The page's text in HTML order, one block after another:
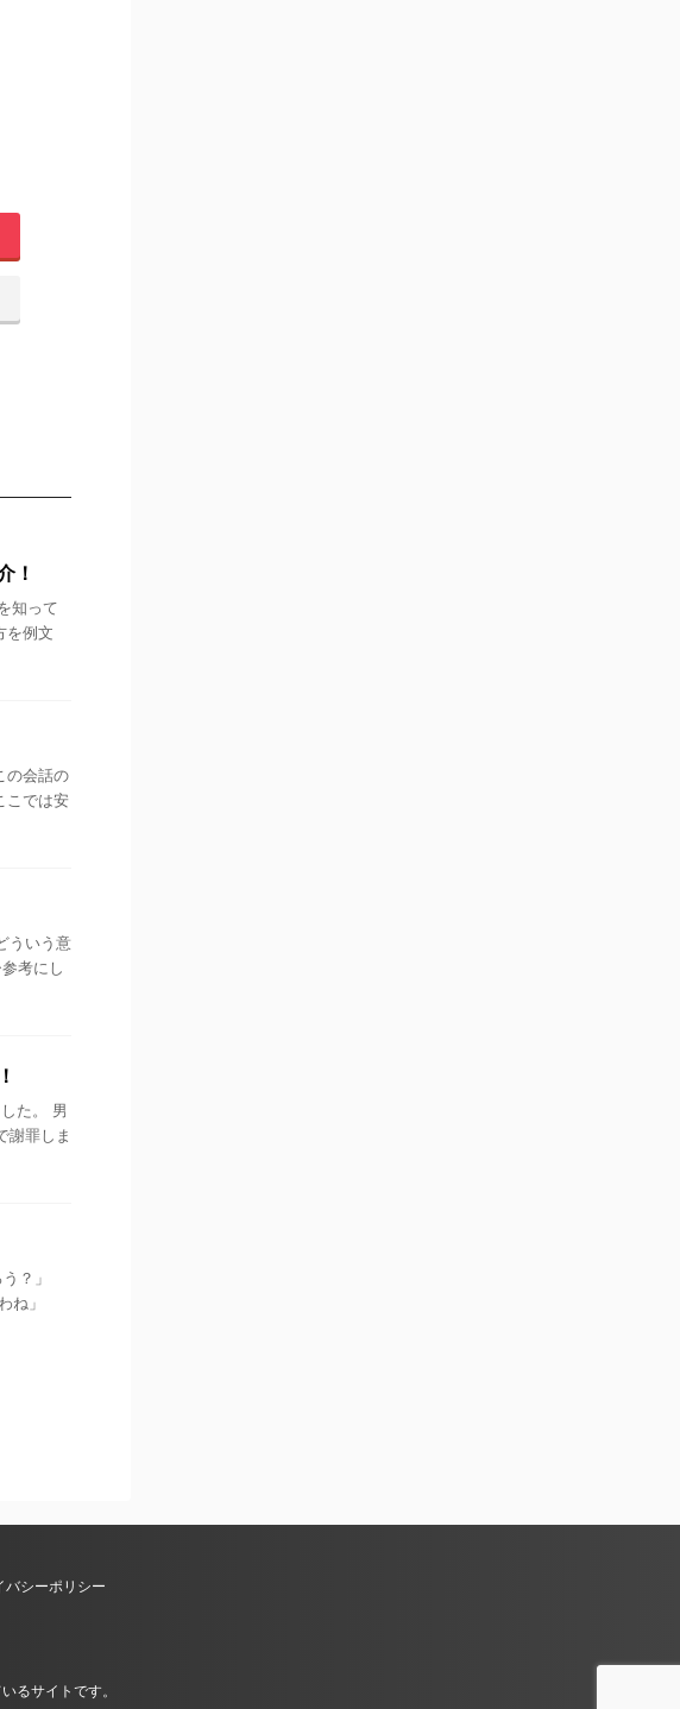
！
知って
を例文
の会話の
こでは安
ういう意
考にし
た。 男
謝罪しま
？」
ね」
バシーポリシー
るサイトです。